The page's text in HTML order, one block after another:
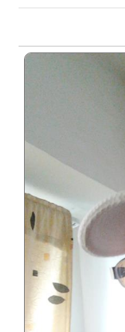
結果(
學年
結果(